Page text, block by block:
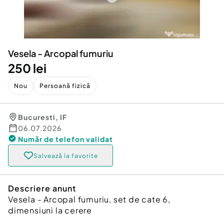
Servicii
Animale de companie
Afaceri și echipamente profesionale
Inchiriere Bunuri si Vehicule
Utilaje agricole si industriale
Piese auto si accesorii
Dacia Duster
Vesela - Arcopal fumuriu
250 lei
Nou Persoană fizică
Bucuresti, IF
06.07.2026
Număr de telefon validat
Salvează la favorite
Descriere anunt
Vesela - Arcopal fumuriu, set de cate 6,
dimensiuni la cerere